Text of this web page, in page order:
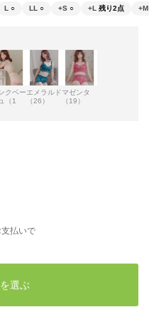
L ○ LL ○ +S ○ +L 残り2点 +M
クベー
（1
エメラルド
（26）
マゼンタ
（19）
払いで
選ぶ